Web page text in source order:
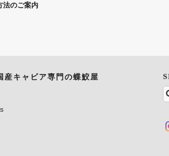
法のご案内
キャビア専門の蝶鮫屋